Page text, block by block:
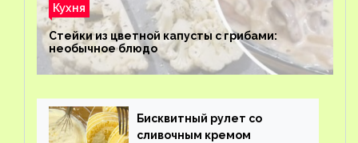
Кухня
Стейки из цветной капусты с грибами:
необычное блюдо
Бисквитный рулет со
сливочным кремом